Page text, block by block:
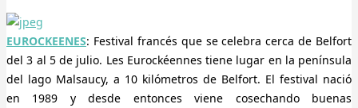
EUROCKEENES: Festival francés que se celebra cerca de Belfort
del 3 al 5 de julio. Les Eurockéennes tiene lugar en la península
del lago Malsaucy, a 10 kilómetros de Belfort. El festival nació
en 1989 y desde entonces viene cosechando buenas